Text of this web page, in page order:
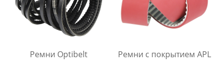
Ремни Optibelt Ремни с покрытием APL